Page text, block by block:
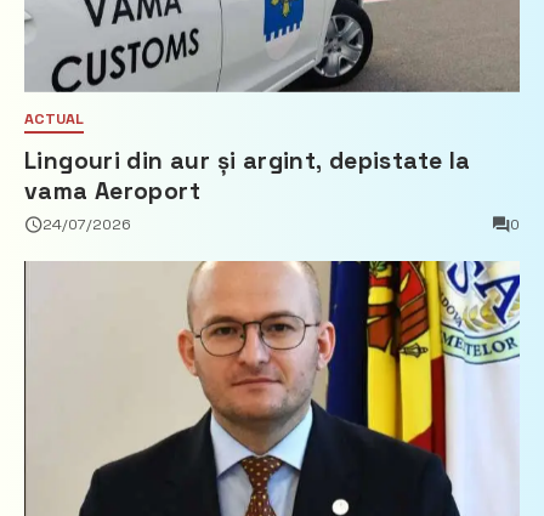
ACTUAL
Lingouri din aur și argint, depistate la
vama Aeroport
24/07/2026 0